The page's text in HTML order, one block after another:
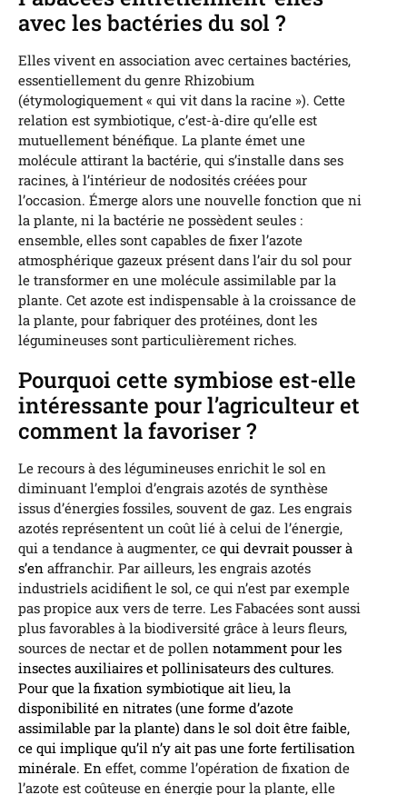
avec les bactéries du sol ?
Elles vivent en association avec certaines bactéries,
essentiellement du genre Rhizobium
(étymologiquement « qui vit dans la racine »). Cette
relation est symbiotique, c’est-à-dire qu’elle est
mutuellement bénéfique. La plante émet une
molécule attirant la bactérie, qui s’installe dans ses
racines, à l’intérieur de nodosités créées pour
l’occasion. Émerge alors une nouvelle fonction que ni
la plante, ni la bactérie ne possèdent seules :
ensemble, elles sont capables de fixer l’azote
atmosphérique gazeux présent dans l’air du sol pour
le transformer en une molécule assimilable par la
plante. Cet azote est indispensable à la croissance de
la plante, pour fabriquer des protéines, dont les
légumineuses sont particulièrement riches.
Pourquoi cette symbiose est-elle
intéressante pour l’agriculteur et
comment la favoriser ?
Le recours à des légumineuses enrichit le sol en
diminuant l’emploi d’engrais azotés de synthèse
issus d’énergies fossiles, souvent de gaz. Les engrais
azotés représentent un coût lié à celui de l’énergie,
qui a tendance à augmenter, ce qui devrait pousser à
s’en affranchir. Par ailleurs, les engrais azotés
industriels acidifient le sol, ce qui n’est par exemple
pas propice aux vers de terre. Les Fabacées sont aussi
plus favorables à la biodiversité grâce à leurs fleurs,
sources de nectar et de pollen notamment pour les
insectes auxiliaires et pollinisateurs des cultures.
Pour que la fixation symbiotique ait lieu, la
disponibilité en nitrates (une forme d’azote
assimilable par la plante) dans le sol doit être faible,
ce qui implique qu’il n’y ait pas une forte fertilisation
minérale. En effet, comme l’opération de fixation de
l’azote est coûteuse en énergie pour la plante, elle